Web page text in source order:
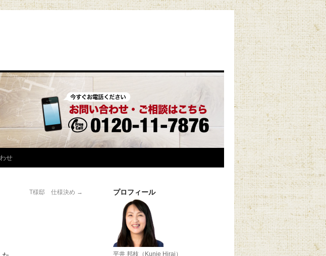
せ
T様邸 仕様決め → プロフィール
平井 邦枝（Kunie Hirai）